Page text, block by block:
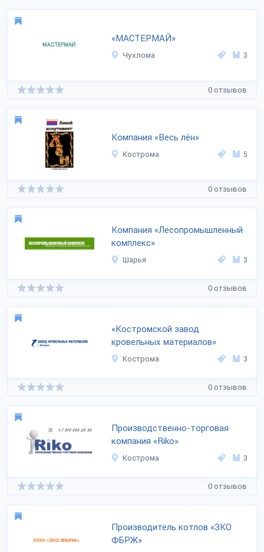
«МАСТЕРМАЙ»
Чухлома 3
0 отзывов
Компания «Весь лён»
Кострома 5
0 отзывов
Компания «Лесопромышленный
комплекс»
Шарья 3
0 отзывов
«Костромской завод
кровельных материалов»
Кострома 3
0 отзывов
Производственно-торговая
компания «Riko»
Кострома 3
0 отзывов
Производитель котлов «ЗКО
ФБРЖ»